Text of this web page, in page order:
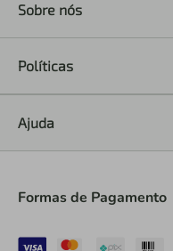
Sobre nós
Políticas
Ajuda
Formas de Pagamento